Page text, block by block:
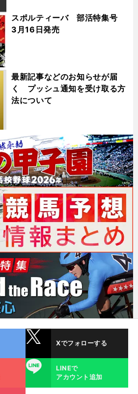
スポルティーバ 部活特集号
3月16日発売
最新記事などのお知らせが届
く プッシュ通知を受け取る方
法について
Xでフォローする
LINE
LINEで
アカウント追加